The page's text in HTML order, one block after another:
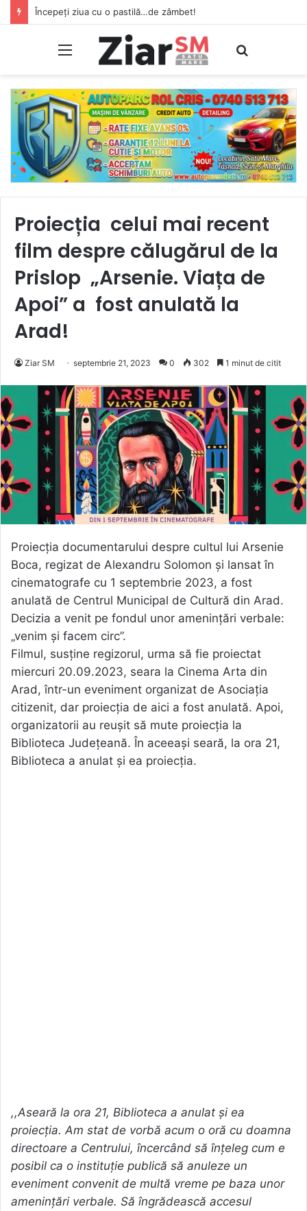
Meniu
Proiecția celui mai recent
film despre călugărul de la
Prislop „Arsenie. Viața de
Apoi” a fost anulată la
Arad!
Ziar SM septembrie 21, 2023 0 302 1 minut de citit
Proiecția documentarului despre cultul lui Arsenie
Boca, regizat de Alexandru Solomon și lansat în
cinematografe cu 1 septembrie 2023, a fost
anulată de Centrul Municipal de Cultură din Arad.
Decizia a venit pe fondul unor amenințări verbale:
„venim și facem circ”.
Filmul, susține regizorul, urma să fie proiectat
miercuri 20.09.2023, seara la Cinema Arta din
Arad, într-un eveniment organizat de Asociația
citizenit, dar proiecția de aici a fost anulată. Apoi,
organizatorii au reușit să mute proiecția la
Biblioteca Județeană. În aceeași seară, la ora 21,
Biblioteca a anulat și ea proiecția.
,,Aseară la ora 21, Biblioteca a anulat și ea
proiecția. Am stat de vorbă acum o oră cu doamna
directoare a Centrului, încercând să înțeleg cum e
posibil ca o instituție publică să anuleze un
eveniment convenit de multă vreme pe baza unor
amenințări verbale. Să îngrădească accesul